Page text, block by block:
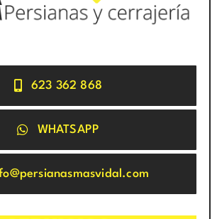
623 362 868
WHATSAPP